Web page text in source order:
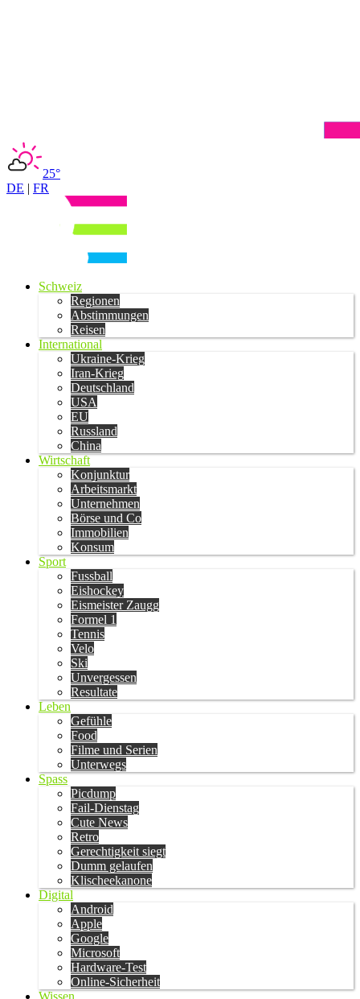
25°
DE | FR
Schweiz
Regionen
Abstimmungen
Reisen
International
Ukraine-Krieg
Iran-Krieg
Deutschland
USA
EU
Russland
China
Wirtschaft
Konjunktur
Arbeitsmarkt
Unternehmen
Börse und Co
Immobilien
Konsum
Sport
Fussball
Eishockey
Eismeister Zaugg
Formel 1
Tennis
Velo
Ski
Unvergessen
Resultate
Leben
Gefühle
Food
Filme und Serien
Unterwegs
Spass
Picdump
Fail-Dienstag
Cute News
Retro
Gerechtigkeit siegt
Dumm gelaufen
Klischeekanone
Digital
Android
Apple
Google
Microsoft
Hardware-Test
Online-Sicherheit
Wissen